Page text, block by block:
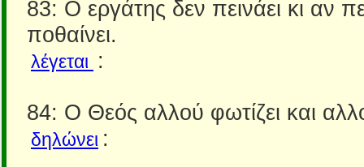
83: Ο εργάτης δεν πεινάει κι αν
ποθαίνει.
λέγεται :
84: Ο Θεός αλλού φωτίζει και
δηλώνει :